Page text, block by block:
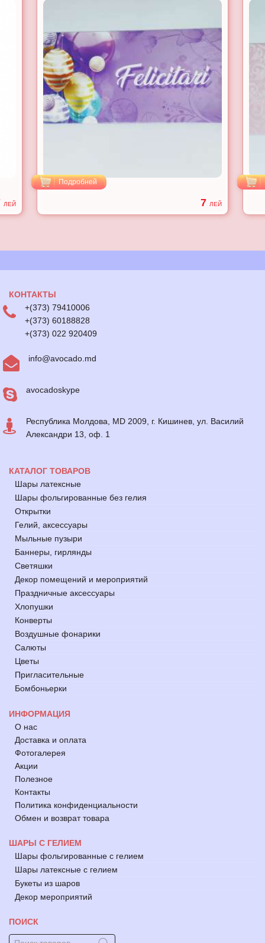
ЛЕЙ
Подробней
7 ЛЕЙ
КОНТАКТЫ
+(373) 79410006
+(373) 60188828
+(373) 022 920409
info@avocado.md
avocadoskype
Республика Молдова, MD 2009, г. Кишинев, ул. Василий
Александри 13, оф. 1
КАТАЛОГ ТОВАРОВ
Шары латексные
Шары фольгированные без гелия
Открытки
Гелий, аксессуары
Мыльные пузыри
Баннеры, гирлянды
Светяшки
Декор помещений и мероприятий
Праздничные аксессуары
Хлопушки
Конверты
Воздушные фонарики
Салюты
Цветы
Пригласительные
Бомбоньерки
ИНФОРМАЦИЯ
О нас
Доставка и оплата
Фотогалерея
Акции
Полезное
Контакты
Политика конфиденциальности
Обмен и возврат товара
ШАРЫ С ГЕЛИЕМ
Шары фольгированные с гелием
Шары латексные с гелием
Букеты из шаров
Декор мероприятий
ПОИСК